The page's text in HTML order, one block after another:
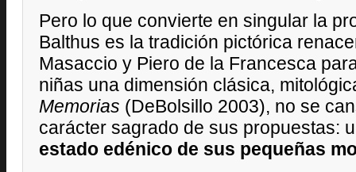
Pero lo que convierte en singular la
Balthus es la tradición pictórica
Masaccio y Piero de la Francesca
niñas una dimensión clásica,
Memorias (DeBolsillo 2003), no se
carácter sagrado de sus propuestas:
estado edénico de sus pequeñas